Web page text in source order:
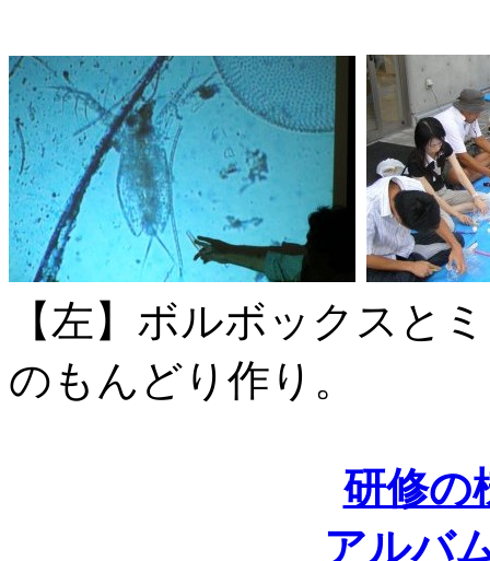
【左】ボルボックスと
のもんどり作り。
研修の
アルバ